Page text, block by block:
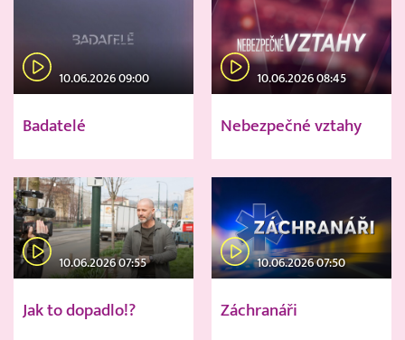
10.06.2026 09:00
Badatelé
10.06.2026 08:45
Nebezpečné vztahy
10.06.2026 07:55
Jak to dopadlo!?
10.06.2026 07:50
Záchranáři